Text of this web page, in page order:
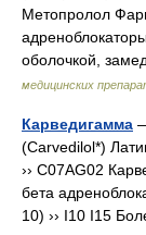
Метопролол
оболочкой,
медицинских
Карведигамма
(Carvedilol*)
›› C07AG02
бета
10) ›› I10 I15